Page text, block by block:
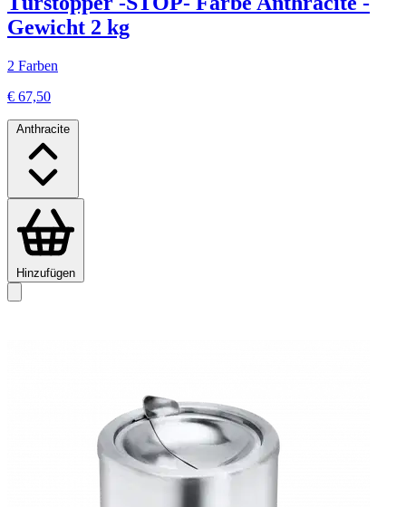
Gewicht 2 kg
2 Farben
€ 67,50
Anthracite
Hinzufügen